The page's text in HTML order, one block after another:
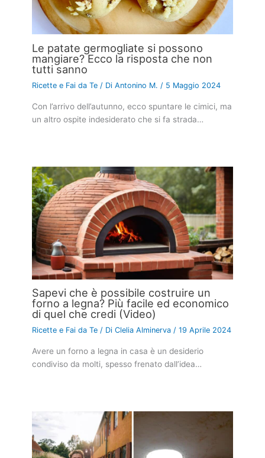
Le patate germogliate si possono
mangiare? Ecco la risposta che non
tutti sanno
Ricette e Fai da Te / DiAntonino M./ 5 Maggio 2024
Con l’arrivo dell’autunno, ecco spuntare le cimici, ma
un altro ospite indesiderato che si fa strada…
Sapevi che è possibile costruire un
forno a legna? Più facile ed economico
di quel che credi (Video)
Ricette e Fai da Te / DiClelia Alminerva/19 Aprile 2024
Avere un forno a legna in casa è un desiderio
condiviso da molti, spesso frenato dall’idea…